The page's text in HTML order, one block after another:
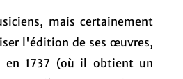
mais certainement
l'édition de ses œuvres,
en 1737 (où il obtient un